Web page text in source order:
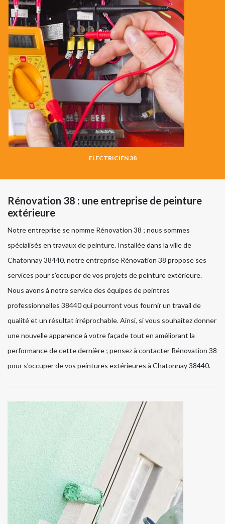
ELECTRICIEN 38
Rénovation 38 : une entreprise de peinture
extérieure
Notre entreprise se nomme Rénovation 38 ; nous sommes
spécialisés en travaux de peinture. Installée dans la ville de
Chatonnay 38440, notre entreprise Rénovation 38 propose ses
services pour s’occuper de vos projets de peinture extérieure.
Nous avons à notre service des équipes de peintres
professionnelles 38440 qui pourront vous fournir un travail de
qualité et un résultat irréprochable. Ainsi, si vous souhaitez donner
une nouvelle apparence à votre façade tout en améliorant la
performance de cette dernière ; pensez à contacter Rénovation 38
pour s’occuper de vos peintures extérieures à Chatonnay 38440.